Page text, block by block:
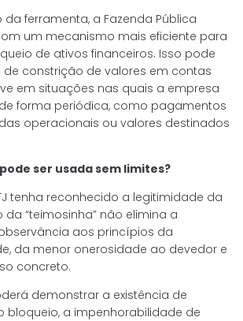
ferramenta, a Fazenda Pública
um mecanismo mais eficiente para
de ativos financeiros. Isso pode
constrição de valores em contas
em situações nas quais a empresa
forma periódica, como pagamentos
operacionais ou valores destinados
ser usada sem limites?
tenha reconhecido a legitimidade da
da “teimosinha” não elimina a
aos princípios da
da menor onerosidade ao devedor e
concreto.
demonstrar a existência de
bloqueio, a impenhorabilidade de